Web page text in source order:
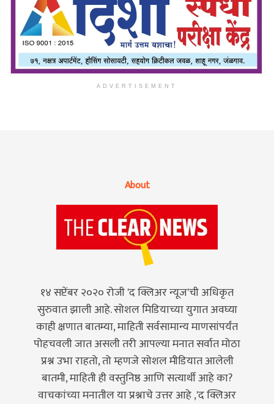
ADVERTISEMENT
About
१४ सप्टेंबर २०२० रोजी 'द क्लिअर न्यूज'ची अधिकृत
सुरुवात झाली आहे. सोशल मिडियाच्या युगात अवघ्या
काही क्षणात बातम्या, माहिती सर्वसामान्य माणसांपर्यंत
पोहचवली जात असली तरी आपल्या मनात सर्वात मोठा
प्रश्न उभा राहतो, तो म्हणजे सोशल मीडियात आलेली
बातमी, माहिती ही वस्तुनिष्ठ आणि सत्यार्थी आहे का?
वाचकांच्या मनातील या प्रश्नाचे उत्तर आहे ,'द क्लिअर